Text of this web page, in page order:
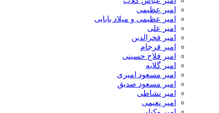
امیر عظیمی
امیر عظیمی و میلاد بابایی
امیر علی
امیر فخرالدین
امیر فرجام
امیر فلاح حسینی
امیر گلایه
امیر مسعود امیری
امیر مسعود صدیق
امیر نشاطی
امیر نعیمی